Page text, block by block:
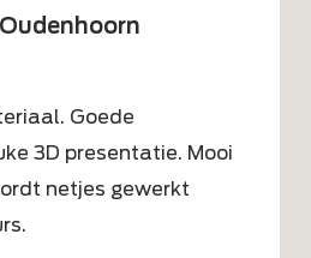
Goede
3D presentatie. Mooi
netjes gewerkt